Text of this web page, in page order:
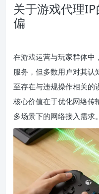
关于游戏代理
偏
在游戏运营与玩家群体中
服务，但多数用户对其认
至存在与违规操作相关的
核心价值在于优化网络传
多场景下的网络接入需求。